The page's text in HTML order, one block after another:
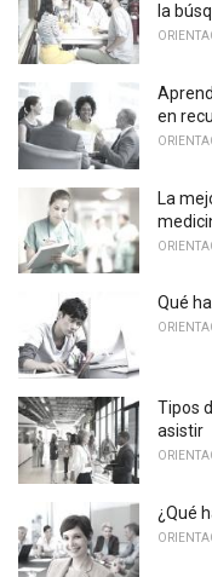
la
en
La
Qué
Tipos
asistir
¿Qué